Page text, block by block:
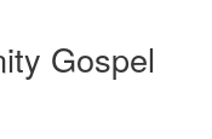
Gospel